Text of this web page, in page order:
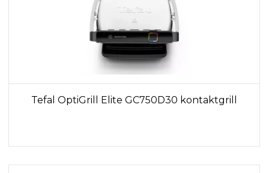
Tefal OptiGrill Elite GC750D30 kontaktgrill